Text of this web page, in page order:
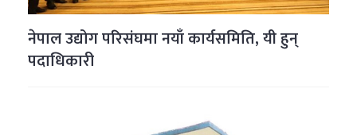
नेपाल उद्योग परिसंघमा नयाँ कार्यसमिति, यी हुन्
पदाधिकारी